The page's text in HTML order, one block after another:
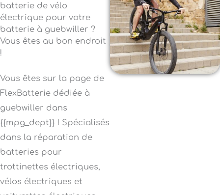
batterie de vélo
électrique pour votre
batterie à guebwiller ?
Vous êtes au bon endroit
!
Vous êtes sur la page de
FlexBatterie dédiée à
guebwiller dans
{{mpg_dept}} ! Spécialisés
dans la réparation de
batteries pour
trottinettes électriques,
vélos électriques et